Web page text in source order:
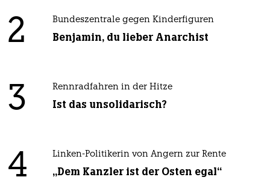
2 Bundeszentrale gegen Kinderfiguren
Benjamin, du lieber Anarchist
3 Rennradfahren in der Hitze
Ist das unsolidarisch?
4 Linken-Politikerin von Angern zur Rente
„Dem Kanzler ist der Osten egal“